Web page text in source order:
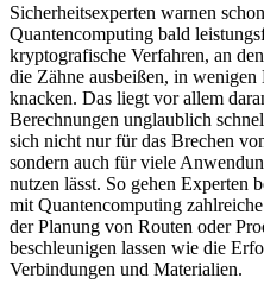
Sicherheitsexperten warnen
Quantencomputing bald
kryptografische Verfahren, an
die Zähne ausbeißen, in
knacken. Das liegt vor allem
Berechnungen unglaublich
sich nicht nur für das Brechen
sondern auch für viele
nutzen lässt. So gehen Experten
mit Quantencomputing
der Planung von Routen oder
beschleunigen lassen wie die
Verbindungen und Materialien.